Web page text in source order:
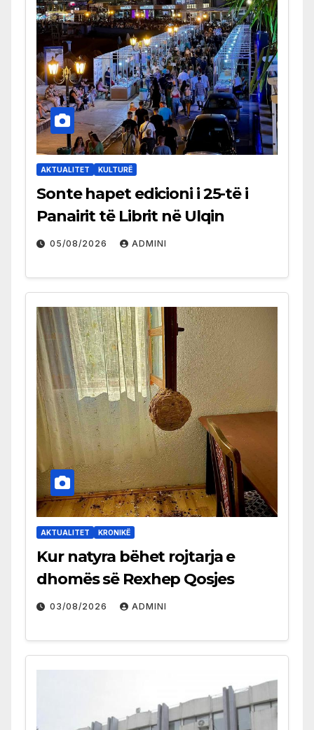
AKTUALITET KULTURË
Sonte hapet edicioni i 25-të i
Panairit të Librit në Ulqin
05/08/2026 ADMINI
AKTUALITET KRONIKË
Kur natyra bëhet rojtarja e
dhomës së Rexhep Qosjes
03/08/2026 ADMINI